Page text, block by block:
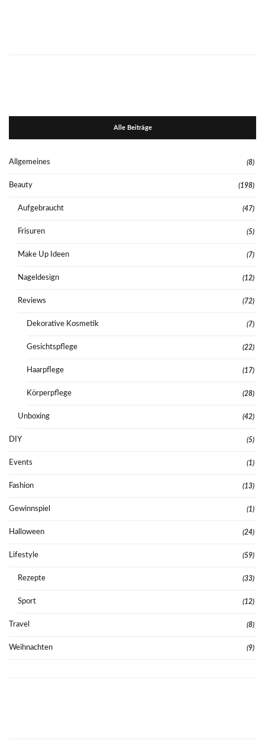
Alle Beiträge
Allgemeines (8)
Beauty (198)
Aufgebraucht (47)
Frisuren (5)
Make Up Ideen (7)
Nageldesign (12)
Reviews (72)
Dekorative Kosmetik (7)
Gesichtspflege (22)
Haarpflege (17)
Körperpflege (28)
Unboxing (42)
DIY (5)
Events (1)
Fashion (13)
Gewinnspiel (1)
Halloween (24)
Lifestyle (59)
Rezepte (33)
Sport (12)
Travel (8)
Weihnachten (9)